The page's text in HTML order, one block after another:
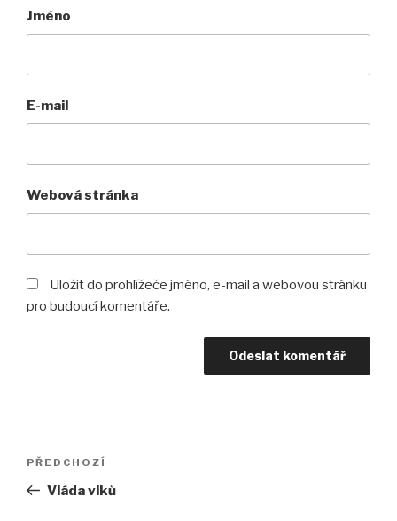
Jméno
E-mail
Webová stránka
Uložit do prohlížeče jméno, e-mail a webovou stránku
pro budoucí komentáře.
Navigace
příspěvek
Předchozí
příspěvek
PŘEDCHOZÍ
Vláda vlků